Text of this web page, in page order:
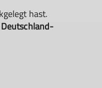
hast.
Deutschland-